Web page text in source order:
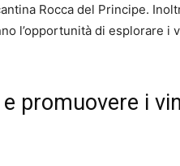
Rocca del Principe.
l’opportunità di esplorare i
promuovere i